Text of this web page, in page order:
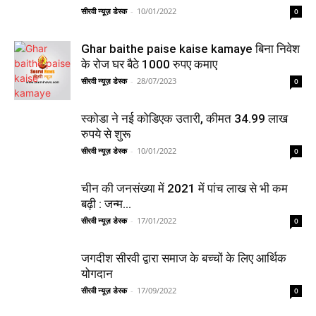
सीरवी न्यूज़ डेस्क - 10/01/2022 0
Ghar baithe paise kaise kamaye बिना निवेश
के रोज घर बैठे 1000 रुपए कमाए
सीरवी न्यूज़ डेस्क - 28/07/2023 0
स्कोडा ने नई कोडिएक उतारी, कीमत 34.99 लाख
रुपये से शुरू
सीरवी न्यूज़ डेस्क - 10/01/2022 0
चीन की जनसंख्या में 2021 में पांच लाख से भी कम
बढ़ी : जन्म...
सीरवी न्यूज़ डेस्क - 17/01/2022 0
जगदीश सीरवी द्वारा समाज के बच्चों के लिए आर्थिक
योगदान
सीरवी न्यूज़ डेस्क - 17/09/2022 0